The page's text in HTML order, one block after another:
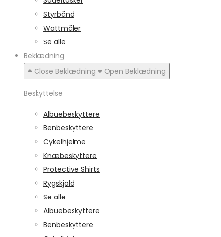
Styrbånd
Wattmåler
Se alle
Beklædning
Close Beklædning
Open Beklædning
Beskyttelse
Albuebeskyttere
Benbeskyttere
Cykelhjelme
Knæbeskyttere
Protective Shirts
Rygskjold
Se alle
Albuebeskyttere
Benbeskyttere